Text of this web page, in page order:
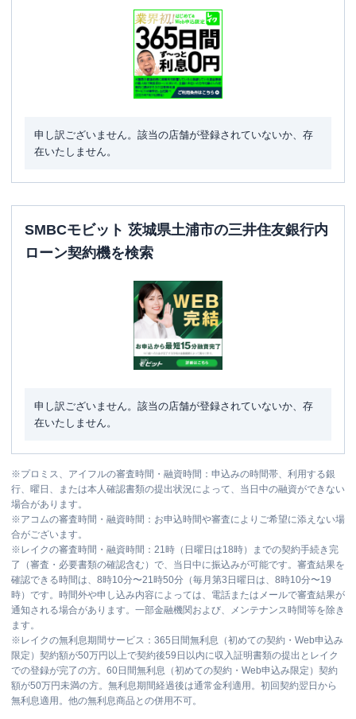
申し訳ございません。該当の店舗が登録されていないか、存
在いたしません。
SMBCモビット 茨城県土浦市の三井住友銀行内
ローン契約機を検索
申し訳ございません。該当の店舗が登録されていないか、存
在いたしません。
※プロミス、アイフルの審査時間・融資時間：申込みの時間帯、利用する銀
行、曜日、または本人確認書類の提出状況によって、当日中の融資ができない
場合があります。
※アコムの審査時間・融資時間：お申込時間や審査によりご希望に添えない場
合がございます。
※ レイクの審査時間・融資時間：21時（日曜日は18時）までの契約手続き完
了（審査・必要書類の確認含む）で、当日中に振込みが可能です。審査結果を
確認できる時間は、8時10分〜21時50分（毎月第3日曜日は、8時10分〜19
時）です。時間外や申し込み内容によっては、電話またはメールで審査結果が
通知される場合があります。一部金融機関および、メンテナンス時間等を除き
ます。
※ レイクの無利息期間サービス：365日間無利息（初めての契約・Web申込み
限定）契約額が50万円以上で契約後59日以内に収入証明書類の提出とレイク
での登録が完了の方。60日間無利息（初めての契約・Web申込み限定）契約
額が50万円未満の方。無利息期間経過後は通常金利適用。初回契約翌日から
無利息適用。他の無利息商品との併用不可。